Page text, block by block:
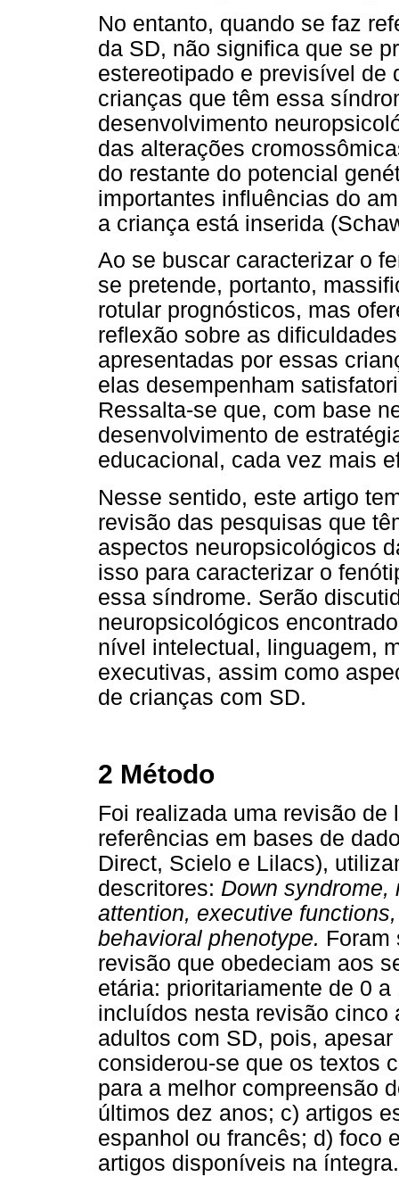
No entanto, quando se faz
da SD, não significa que se
estereotipado e previsível de
crianças que têm essa
desenvolvimento
das alterações
do restante do potencial
importantes influências do
a criança está inserida
Ao se buscar caracterizar o
se pretende, portanto,
rotular prognósticos, mas
reflexão sobre as
apresentadas por essas
elas desempenham
Ressalta-se que, com base
desenvolvimento de
educacional, cada vez mais
Nesse sentido, este artigo
revisão das pesquisas que
aspectos neuropsicológicos
isso para caracterizar o
essa síndrome. Serão
neuropsicológicos
nível intelectual, linguagem,
executivas, assim como
de crianças com SD.
2 Método
Foi realizada uma revisão
referências em bases de
Direct, Scielo e Lilacs),
descritores: Down syndrome,
attention, executive
behavioral phenotype. Foram
revisão que obedeciam aos
etária: prioritariamente de 0
incluídos nesta revisão cinco
adultos com SD, pois,
considerou-se que os textos
para a melhor compreensão
últimos dez anos; c) artigos
espanhol ou francês; d) foco
artigos disponíveis na íntegra.